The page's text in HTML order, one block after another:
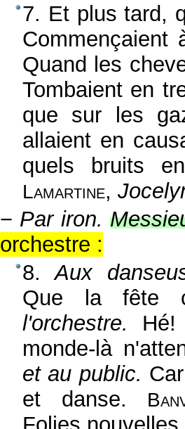
7. Et plus tard,
Commençaient
Quand les
Tombaient en
que sur les
allaient en
quels bruits
Lamartine,
− Par iron.
orchestre :
8.Aux
Que la fête
l'orchestre.
monde-là
et au public.
et danse.